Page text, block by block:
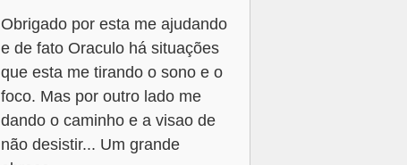
Obrigado por esta me ajudando
e de fato Oraculo há situações
que esta me tirando o sono e o
foco. Mas por outro lado me
dando o caminho e a visao de
não desistir... Um grande